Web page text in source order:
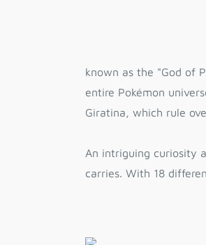
known as the "God of
entire Pokémon
Giratina, which rule
An intriguing curiosity
carries. With 18